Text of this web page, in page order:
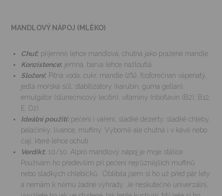
MANDLOVÝ NÁPOJ (MLÉKO)
Chuť: příjemně lehce mandlová, chutná jako pražené mandle
Konzistence: jemná, barva lehce nažloutlá
Složení: Pitná voda, cukr, mandle (2%), fosforečnan vápenatý,
jedlá mořská sůl, stabilizátory (karubin, guma gellan),
emulgátor (slunečnicový lecitin), vitaminy (riboflavin (B2), B12,
E, D2).
Ideální použití:pečení i vaření, sladké dezerty, sladké chleby,
palačinky, lívance, muffiny. Výborně ale chutná i v kávě nebo
čaji, které lehce ochutí.
Verdikt: 10/10. Alpro mandlový nápoj je moje stálice.
Používám ho především při pečení nejrůznějších muffinů
nebo sladkých chlebíčků. Oblíbila jsem si ho už před pár lety
a nemám k němu žádné výhrady. Je neskutečně univerzální,